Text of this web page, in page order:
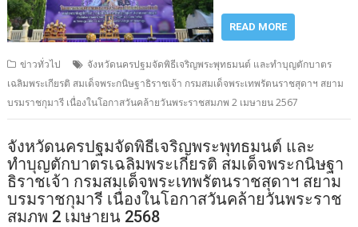
READ MORE
ข่าวทั่วไป
จังหวัดนครปฐมจัดพิธีเจริญพระพุทธมนต์ และทำบุญตักบาตร
เฉลิมพระเกียรติ สมเด็จพระกนิษฐาธิราชเจ้า กรมสมเด็จพระเทพรัตนราชสุดาฯ สยาม
บรมราชกุมารี เนื่องในโอกาสวันคล้ายวันพระราชสมภพ 2 เมษายน 2567
จังหวัดนครปฐมจัดพิธีเจริญพระพุทธมนต์ และ
ทำบุญตักบาตรเฉลิมพระเกียรติ สมเด็จพระกนิษฐา
ธิราชเจ้า กรมสมเด็จพระเทพรัตนราชสุดาฯ สยาม
บรมราชกุมารี เนื่องในโอกาสวันคล้ายวันพระราช
สมภพ 2 เมษายน 2568